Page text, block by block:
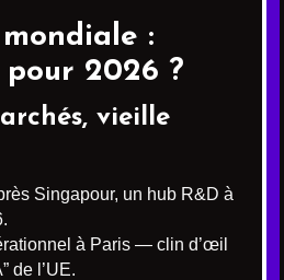
:
2026 ?
vieille
Singapour, un hub R&D à
à Paris — clin d’œil
de l’UE.